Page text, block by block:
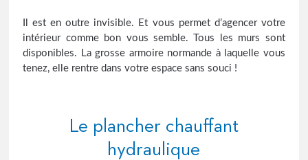
Il est en outre invisible. Et vous permet d’agencer votre
intérieur comme bon vous semble. Tous les murs sont
disponibles. La grosse armoire normande à laquelle vous
tenez, elle rentre dans votre espace sans souci !
Le plancher chauffant
hydraulique